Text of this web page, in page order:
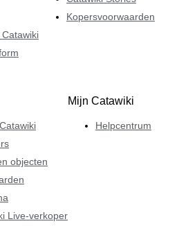
Kopersvoorwaarden
objecten
Live-verkoper
Mijn Catawiki
Helpcentrum